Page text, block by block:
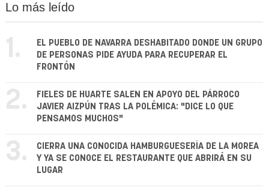
Lo más leído
1.
EL PUEBLO DE NAVARRA DESHABITADO DONDE UN GRUPO
DE PERSONAS PIDE AYUDA PARA RECUPERAR EL
FRONTÓN
2.
FIELES DE HUARTE SALEN EN APOYO DEL PÁRROCO
JAVIER AIZPÚN TRAS LA POLÉMICA: "DICE LO QUE
PENSAMOS MUCHOS"
3.
CIERRA UNA CONOCIDA HAMBURGUESERÍA DE LA MOREA
Y YA SE CONOCE EL RESTAURANTE QUE ABRIRÁ EN SU
LUGAR